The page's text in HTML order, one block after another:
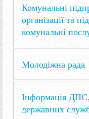
Комунальні
організації та
комунальні
Молодіжна рада
Інформація
державних